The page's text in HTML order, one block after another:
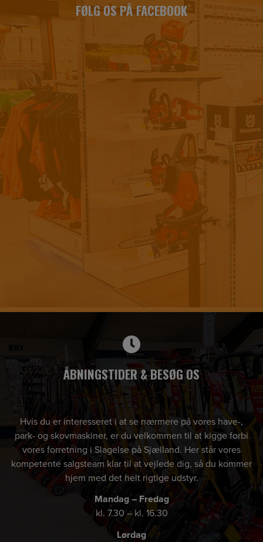
FØLG OS PÅ FACEBOOK
ÅBNINGSTIDER & BESØG OS
Hvis du er interesseret i at se nærmere på vores have-,
park- og skovmaskiner, er du velkommen til at kigge forbi
vores forretning i Slagelse på Sjælland. Her står vores
kompetente salgsteam klar til at vejlede dig, så du kommer
hjem med det helt rigtige udstyr.
Mandag – Fredag
kl. 7.30 – kl. 16.30
Lørdag